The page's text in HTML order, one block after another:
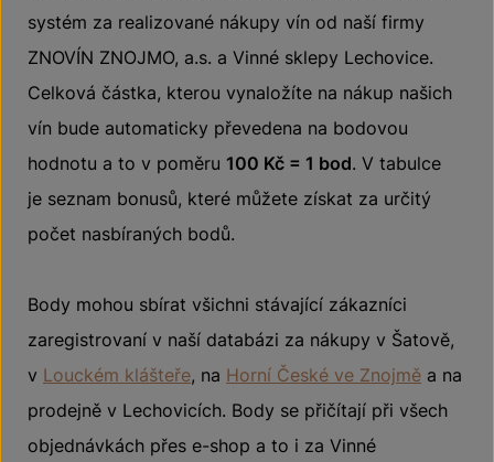
systém za realizované nákupy vín od naší firmy
ZNOVÍN ZNOJMO, a.s. a Vinné sklepy Lechovice.
Celková částka, kterou vynaložíte na nákup našich
vín bude automaticky převedena na bodovou
hodnotu a to v poměru 100 Kč = 1 bod. V tabulce
je seznam bonusů, které můžete získat za určitý
počet nasbíraných bodů.
Body mohou sbírat všichni stávající zákazníci
zaregistrovaní v naší databázi za nákupy v Šatově,
v Louckém klášteře, na Horní České ve Znojmě a na
prodejně v Lechovicích. Body se přičítají při všech
objednávkách přes e-shop a to i za Vinné